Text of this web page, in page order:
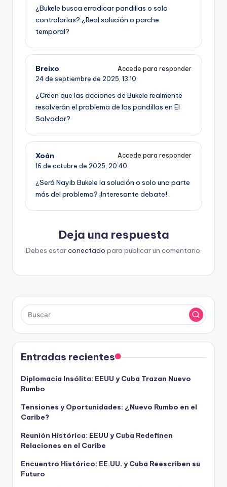
¿Bukele busca erradicar pandillas o solo
controlarlas? ¿Real solución o parche
temporal?
Breixo
Accede para responder
24 de septiembre de 2025, 13:10
¿Creen que las acciones de Bukele realmente
resolverán el problema de las pandillas en El
Salvador?
Xoán
Accede para responder
16 de octubre de 2025, 20:40
¿Será Nayib Bukele la solución o solo una parte
más del problema? ¡Interesante debate!
Deja una respuesta
Debes estarconectado para publicar un comentario.
Entradas recientes
Diplomacia Insólita: EEUU y Cuba Trazan Nuevo
Rumbo
Tensiones y Oportunidades: ¿Nuevo Rumbo en el
Caribe?
Reunión Histórica: EEUU y Cuba Redefinen
Relaciones en el Caribe
Encuentro Histórico: EE.UU. y Cuba Reescriben su
Futuro